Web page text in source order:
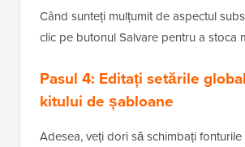
Când sunteți mulțumit de aspectul
clic pe butonul Salvare pentru a stoca
Pasul 4: Editați setările
kitului de șabloane
Adesea, veți dori să schimbați